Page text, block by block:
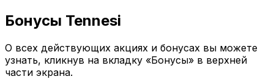
Бонусы Tennesi
О всех действующих акциях и бонусах вы можете
узнать, кликнув на вкладку «Бонусы» в верхней
части экрана.